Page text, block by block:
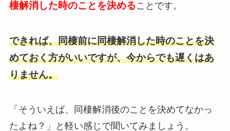
棲解消した時のことを決めることです。
できれば、同棲前に同棲解消した時のことを決
めておく方がいいですが、今からでも遅くはあ
りません。
「そういえば、同棲解消後のことを決めてなかっ
たよね？」と軽い感じで聞いてみましょう。